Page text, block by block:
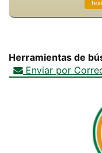
Herramientas de
Enviar por